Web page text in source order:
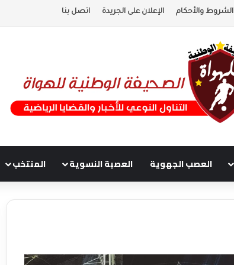
الشروط والأحكام الإعلان على الجريدة اتصل بنا
العصب الجهوية العصبة النسوية المنتخب